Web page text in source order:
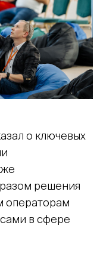
о ключевых
решения
операторам
в сфере